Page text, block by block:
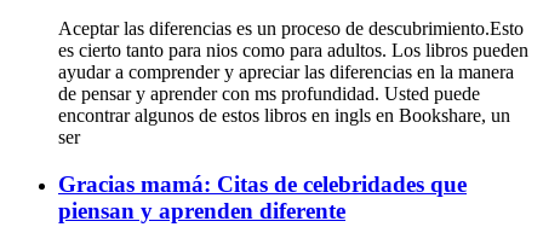
Aceptar las diferencias es un proceso de descubrimiento.Esto
es cierto tanto para nios como para adultos. Los libros pueden
ayudar a comprender y apreciar las diferencias en la manera
de pensar y aprender con ms profundidad. Usted puede
encontrar algunos de estos libros en ingls en Bookshare, un
ser
Gracias mamá: Citas de celebridades que
piensan y aprenden diferente